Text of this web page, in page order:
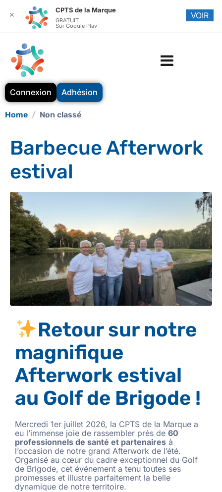
Connexion Adhésion
Home Non classé
Barbecue Afterwork
estival
Retour sur notre
magnifique
Afterwork estival
au Golf de Brigode !
Mercredi 1er juillet 2026, la CPTS de la Marque a
eu l’immense joie de rassembler près de 60
professionnels de santé et partenaires à
l’occasion de notre grand Afterwork de l’été.
Organisé au cœur du cadre exceptionnel du Golf
de Brigode, cet événement a tenu toutes ses
promesses et illustre parfaitement la belle
dynamique de notre territoire.
✕
CPTS de la Marque
GRATUIT
Sur Google Play
VOIR